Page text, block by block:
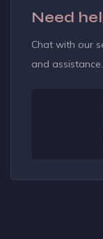
Need
Chat with our
and assistance.